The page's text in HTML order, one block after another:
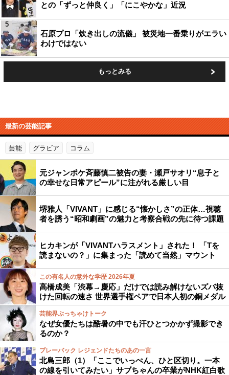
との「ずっと仲良く」「にこやかな」近況
石原プロ「炊き出しの流儀」 被災地一番乗りがエラい
わけではない
5
もっとみる
最新の芸能記事
芸能 グラビア コラム
元ジャンポケ斉藤慎二被告の妻・瀬戸サオリ“息子と
の幸せな日常アピール”に注がれる厳しい目
堺雅人「VIVANT」に感じる“懐かしさ”の正体…視聴
者を誘う“昭和劇画”の魅力と考察合戦の先に待つ課題
ヒカキンが「VIVANTハラスメント」された！ 「Tを
読まないの？」に集まった「読めて当然」マウント
この有名人の意外な学歴 2026年夏
高橋成美「渋幕→慶応」だけでは読み解けないズバ抜
けた回転の速さ 世界選手権ペアで日本人初の銅メダル
芸能界ぶっちゃけトーク
なぜ女優たちは酷暑の中でも汗ひとつかかず撮影でき
るのか？
プレーバック レジェンドたちのあの一言
北島三郎（1）「ここでいっぺん、ひと区切り。一本
の線を引いてみたい」サブちゃんの卒業がNHK紅白歌